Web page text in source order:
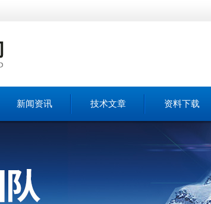
新闻资讯 技术文章 资料下载